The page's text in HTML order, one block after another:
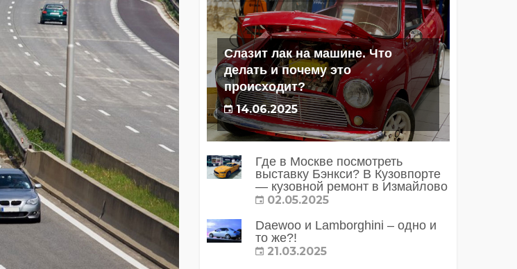
Слазит лак на машине. Что
делать и почему это
происходит?
14.06.2025
Где в Москве посмотреть
выставку Бэнкси? В Кузовпорте
— кузовной ремонт в Измайлово
02.05.2025
Daewoo и Lamborghini – одно и
то же?!
21.03.2025